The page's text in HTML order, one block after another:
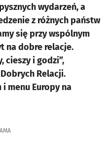
wydarzeń, a
z różnych państw
się przy wspólnym
na dobre relacje.
cieszy i godzi”,
Relacji.
menu Europy na